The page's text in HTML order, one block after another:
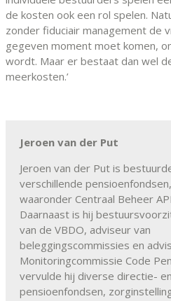
de kosten ook een rol spelen.
zonder fiduciair management de
gegeven moment moet komen,
wordt. Maar er bestaat dan wel
meerkosten.’
Jeroen van der Put
Jeroen van der Put is
verschillende pensioenfondsen,
waaronder Centraal Beheer
Daarnaast is hij
van de VBDO, adviseur van
beleggingscommissies en
Monitoringcommissie Code
vervulde hij diverse directie-
pensioenfondsen,